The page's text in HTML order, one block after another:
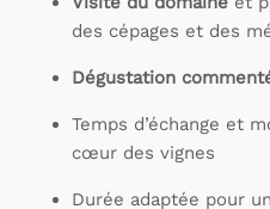
des cépages et des
Dégustation
Temps d’échange et
cœur des vignes
Durée adaptée pour